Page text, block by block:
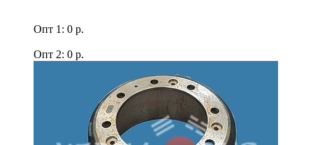
Опт 1: 0 р.
Опт 2: 0 р.